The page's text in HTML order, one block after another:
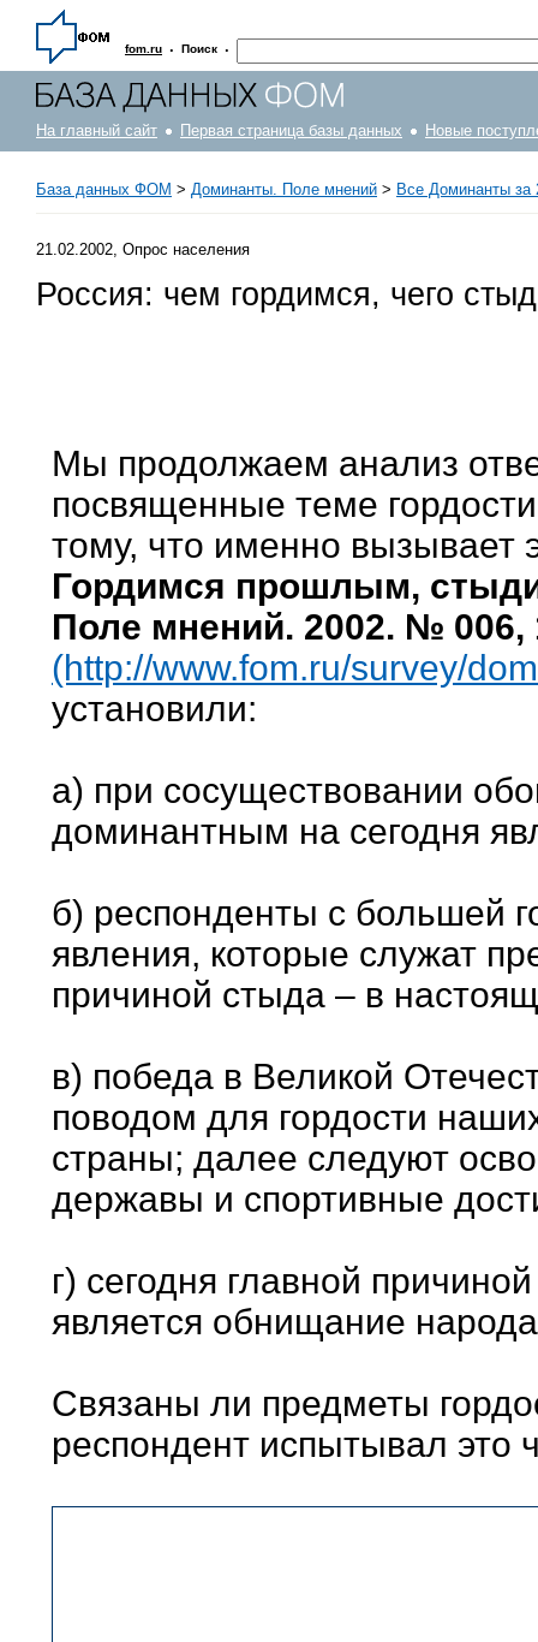
fom.ru · Поиск ·
На главный сайт Первая страница базы данных Новые
База данных ФОМ > Доминанты. Поле мнений > Все Доминанты за
21.02.2002, Опрос населения
Россия: чем гордимся, чего
Мы продолжаем анализ
посвященные теме
тому, что именно вызывает
Гордимся прошлым,
Поле мнений. 2002. № 006,
(http://www.fom.ru/survey/
установили:
а) при сосуществовании
доминантным на сегодня
б) респонденты с большей
явления, которые служат
причиной стыда – в
в) победа в Великой
поводом для гордости
страны; далее следуют
державы и спортивные
г) сегодня главной
является обнищание
Связаны ли предметы
респондент испытывал это